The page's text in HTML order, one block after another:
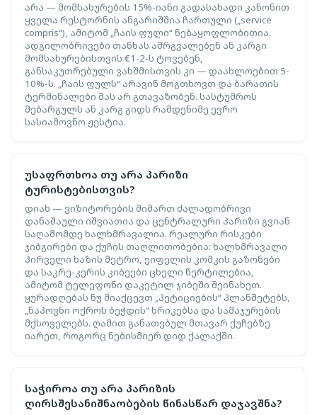
არა — მომსახურების 15%-იანი გადასახადი კანონით
ყველა რესტორნის ანგარიშშია ჩართული („service
compris“), ამიტომ „ჩაის ფული“ ნებაყოფლობითია.
ადგილობრივები თანხას ამრგვალებენ ან კარგი
მომსახურებისთვის €1-2-ს ტოვებენ,
განსაკუთრებული ვახშმისთვის კი — დაახლოებით 5-
10%-ს. „ჩაის ფულს“ არავინ მოგთხოვთ და ბარათის
ტერმინალები მას არ გთავაზობენ. სასტუმროს
მებარგულს ან კარგ გიდს რამდენიმე ევრო
სასიამოვნო ჟესტია.
უსაფრთხოა თუ არა პარიზი
ტურისტებისთვის?
დიახ — ვიზიტორების მიმართ ძალადობრივი
დანაშაული იშვიათია და ცენტრალური პარიზი გვიან
საღამომდე ხალხმრავალია. რეალური რისკები
ჯიბგირები და ქუჩის თაღლითობებია: ხალხმრავალი
პირველი ხაზის მეტრო, ეიფელის კოშკის გაზონები
და საკრე-კერის კიბეები ცხელი წერტილებია,
ამიტომ ტელეფონი დაკეტილ ჯიბეში შეინახეთ.
ყურადღებას ნუ მიაქცევთ „პეტიციების“ პლანშეტებს,
„ნაპოვნი ოქროს ბეჭდის“ ხრიკებსა და სამაჯურების
მქსოველებს. ღამით განათებულ მთავარ ქუჩებზე
იარეთ, როგორც ნებისმიერ დიდ ქალაქში.
საჭიროა თუ არა პარიზის
ღირსშესანიშნაობების წინასწარ დაჯავშნა?